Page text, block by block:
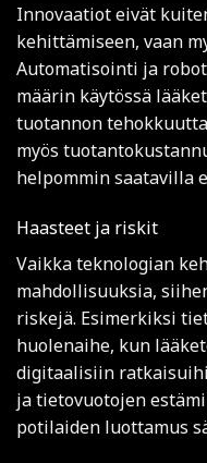
Innovaatiot eivät
kehittämiseen, vaan
Automatisointi ja
määrin käytössä
tuotannon
myös
helpommin saatavilla
Haasteet ja riskit
Vaikka teknologian
mahdollisuuksia,
riskejä. Esimerkiksi
huolenaihe, kun
digitaalisiin
ja tietovuotojen
potilaiden luottamus